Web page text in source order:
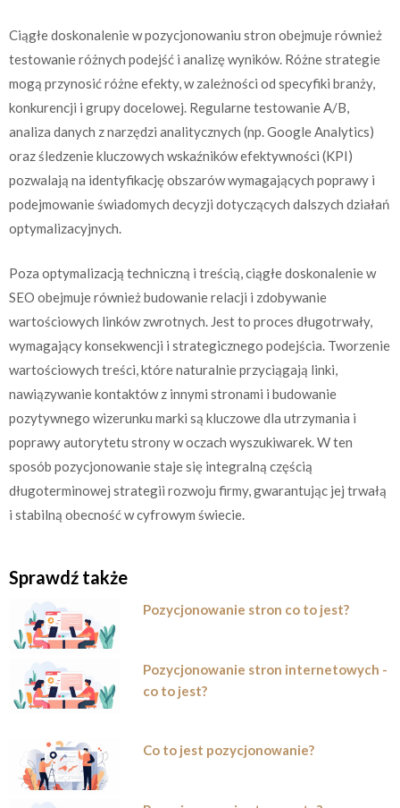
Ciągłe doskonalenie w pozycjonowaniu stron obejmuje również
testowanie różnych podejść i analizę wyników. Różne strategie
mogą przynosić różne efekty, w zależności od specyfiki branży,
konkurencji i grupy docelowej. Regularne testowanie A/B,
analiza danych z narzędzi analitycznych (np. Google Analytics)
oraz śledzenie kluczowych wskaźników efektywności (KPI)
pozwalają na identyfikację obszarów wymagających poprawy i
podejmowanie świadomych decyzji dotyczących dalszych działań
optymalizacyjnych.
Poza optymalizacją techniczną i treścią, ciągłe doskonalenie w
SEO obejmuje również budowanie relacji i zdobywanie
wartościowych linków zwrotnych. Jest to proces długotrwały,
wymagający konsekwencji i strategicznego podejścia. Tworzenie
wartościowych treści, które naturalnie przyciągają linki,
nawiązywanie kontaktów z innymi stronami i budowanie
pozytywnego wizerunku marki są kluczowe dla utrzymania i
poprawy autorytetu strony w oczach wyszukiwarek. W ten
sposób pozycjonowanie staje się integralną częścią
długoterminowej strategii rozwoju firmy, gwarantując jej trwałą
i stabilną obecność w cyfrowym świecie.
Sprawdź także
Pozycjonowanie stron co to jest?
Pozycjonowanie stron internetowych -
co to jest?
Co to jest pozycjonowanie?